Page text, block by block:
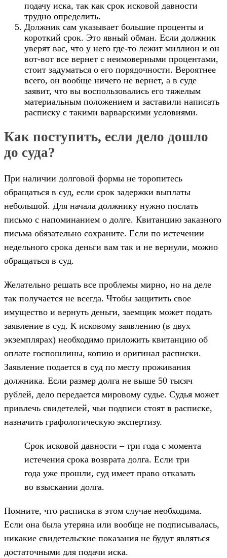
подачу иска, так как срок исковой давности
трудно определить.
Должник сам указывает большие проценты и
короткий срок. Это явный обман. Если должник
уверят вас, что у него где-то лежит миллион и он
вот-вот все вернет с неимоверными процентами,
стоит задуматься о его порядочности. Вероятнее
всего, он вообще ничего не вернет, а в суде
заявит, что вы воспользовались его тяжелым
материальным положением и заставили написать
расписку с такими варварскими условиями.
Как поступить, если дело дошло
до суда?
При наличии долговой формы не торопитесь
обращаться в суд, если срок задержки выплаты
небольшой. Для начала должнику нужно послать
письмо с напоминанием о долге. Квитанцию заказного
письма обязательно сохраните. Если по истечении
недельного срока деньги вам так и не вернули, можно
обращаться в суд.
Желательно решать все проблемы мирно, но на деле
так получается не всегда. Чтобы защитить свое
имущество и вернуть деньги, заемщик может подать
заявление в суд. К исковому заявлению (в двух
экземплярах) необходимо приложить квитанцию об
оплате госпошлины, копию и оригинал расписки.
Заявление подается в суд по месту проживания
должника. Если размер долга не выше 50 тысяч
рублей, дело передается мировому судье. Судья может
привлечь свидетелей, чьи подписи стоят в расписке,
назначить графологическую экспертизу.
Срок исковой давности – три года с момента
истечения срока возврата долга. Если три
года уже прошли, суд имеет право отказать
во взыскании долга.
Помните, что расписка в этом случае необходима.
Если она была утеряна или вообще не подписывалась,
никакие свидетельские показания не будут являться
достаточными для подачи иска.